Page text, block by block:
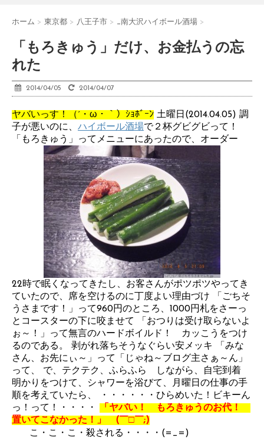
ホーム > 東京都 > 八王子市 > _南大沢ハイボール酒場 >
「もろきゅう」だけ、お金払うの忘
れた
2014/04/05 2014/04/07
ヤバいっす！（´・ω・｀）ｼｮﾎﾞｰﾝ 土曜日(2014.04.05) 調
子が悪いのに、 ハイボール酒場で２杯グビグビって！
「もろきゅう」ってメニューにあったので、オーダー
22時で眠くなってきたし、お客さんがポツポツやってき
ていたので、席を空けるのに丁度よい理由づけ 「ごちそ
うさまです！」って960円のところ、1000円札をさーっ
とコースターの下に咬ませて 「おつりは受け取らないよ
ぉ～！」って無言のハードボイルド！ カッこうをつけ
るのである。 剥がれ落ちそうなぐらい安メッキ 「みな
さん、お先にぃ～」って「じゃね～ブログ主さぁ～ん」
って、 で、テクテク、ふらふら しながら、自宅到着
明かりをつけて、シャワーを浴びて、月曜日の仕事の手
順を考えていたら、 ・・・・・・ひらめいた！ビキーん
っ！って！・・・・
「ヤバい！ もろきゅうのお代！
置いてこなかった！」 (￣□￣;)
こ・こ・こ・殺される・・・・(=_=)